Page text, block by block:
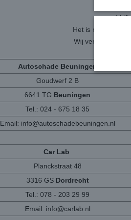
Het is mogelijk
Wij versturen het
Autoschade Beuningen
Goudwerf 2 B
6641 TG Beuningen
Tel.: 024 - 675 18 35
Email: info@autoschadebeuningen.nl
Car Lab
Planckstraat 48
3316 GS Dordrecht
Tel.: 078 - 203 29 99
Email: info@carlab.nl